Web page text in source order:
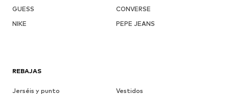
GUESS
CONVERSE
NIKE
PEPE JEANS
REBAJAS
Jerséis y punto
Vestidos